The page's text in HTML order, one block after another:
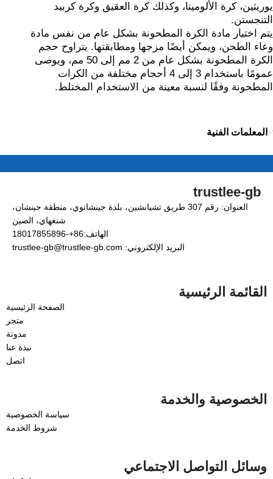
يوريثين، كرة الألومينا، وكذلك كرة العقيق وكرة كربيد
التنجستن.
يتم اختيار مادة الكرة المطحونة بشكل عام من نفس مادة
وعاء الطحن، ويمكن أيضًا مزجها ومطابقتها. يتراوح حجم
الكرة المطحونة بشكل عام من 2 مم إلى 50 مم، ويوصى
عمومًا باستخدام 3 إلى 4 أحجام مختلفة من الكرات
المطحونة وفقًا لنسبة معينة من الاستخدام المختلط.
المعلمات الفنية
trustlee-gb
العنوان: رقم 307 طريق تشيانشين، بلدة جينشانوي، منطقة جينشان،
شنغهاي، الصين
الهاتف:86+-18017855896
البريد الإلكتروني: trustlee-gb@trustlee-gb.com
القائمة الرئيسية
الصفحة الرئيسية
متجر
مدونة
نبذة عنا
اتصل
الخصوصية والخدمة
سياسة الخصوصية
شروط الخدمة
وسائل التواصل الاجتماعي